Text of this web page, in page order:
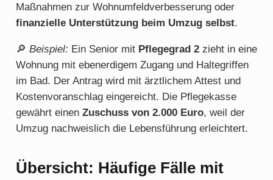
Maßnahmen zur Wohnumfeldverbesserung oder
finanzielle Unterstützung beim Umzug selbst.
🔎 Beispiel: Ein Senior mit Pflegegrad 2zieht in eine
Wohnung mit ebenerdigem Zugang und Haltegriffen
im Bad. Der Antrag wird mit ärztlichem Attest und
Kostenvoranschlag eingereicht. Die Pflegekasse
gewährt einen Zuschuss von 2.000 Euro, weil der
Umzug nachweislich die Lebensführung erleichtert.
Übersicht: Häufige Fälle mit